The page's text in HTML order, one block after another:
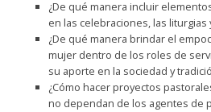
¿De qué manera incluir
en las celebraciones, las
¿De qué manera brindar el
mujer dentro de los roles de
su aporte en la sociedad y
¿Cómo hacer proyectos
no dependan de los agentes de